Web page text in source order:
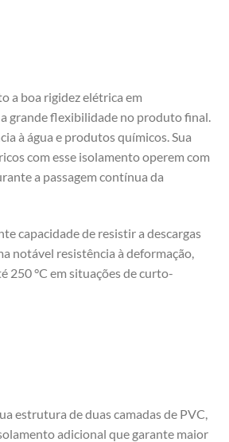
a boa rigidez elétrica em
grande flexibilidade no produto final.
à água e produtos químicos. Sua
com esse isolamento operem com
a passagem contínua da
capacidade de resistir a descargas
notável resistência à deformação,
250 °C em situações de curto-
estrutura de duas camadas de PVC,
adicional que garante maior